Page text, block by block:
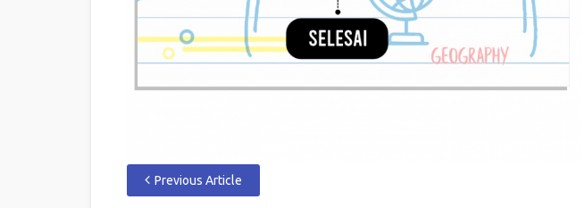
Previous Article